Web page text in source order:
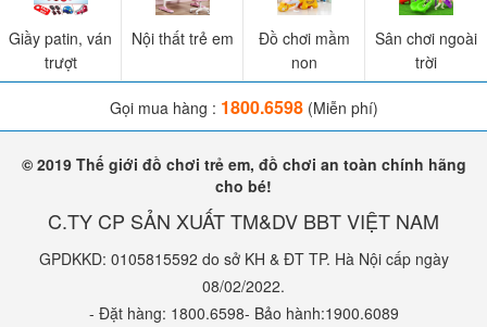
Giầy patin, ván
trượt
Nội thất trẻ em
Đồ chơi mầm
non
Sân chơi ngoài
trời
Gọi mua hàng : 1800.6598(Miễn phí)
© 2019 Thế giới đồ chơi trẻ em, đồ chơi an toàn chính hãng
cho bé!
C.TY CP SẢN XUẤT TM&DV BBT VIỆT NAM
GPDKKD: 0105815592 do sở KH & ĐT TP. Hà Nội cấp ngày
08/02/2022.
- Đặt hàng: 1800.6598- Bảo hành:1900.6089